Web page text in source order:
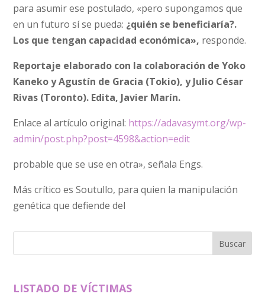
para asumir ese postulado, «pero supongamos que
en un futuro sí se pueda: ¿quién se beneficiaría?.
Los que tengan capacidad económica», responde.
Reportaje elaborado con la colaboración de Yoko
Kaneko y Agustín de Gracia (Tokio), y Julio César
Rivas (Toronto). Edita, Javier Marín.
Enlace al artículo original: https://adavasymt.org/wp-
admin/post.php?post=4598&action=edit
probable que se use en otra», señala Engs.
Más crítico es Soutullo, para quien la manipulación
genética que defiende del
LISTADO DE VÍCTIMAS